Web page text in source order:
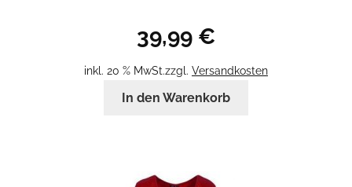
39,99 €
inkl. 20 % MwSt.zzgl. Versandkosten
In den Warenkorb